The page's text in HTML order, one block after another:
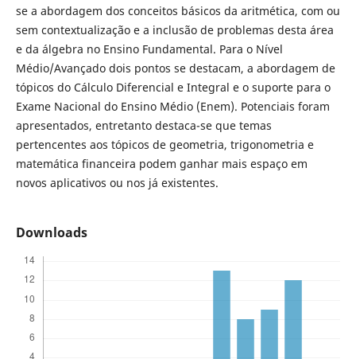
se a abordagem dos conceitos básicos da aritmética, com ou
sem contextualização e a inclusão de problemas desta área
e da álgebra no Ensino Fundamental. Para o Nível
Médio/Avançado dois pontos se destacam, a abordagem de
tópicos do Cálculo Diferencial e Integral e o suporte para o
Exame Nacional do Ensino Médio (Enem). Potenciais foram
apresentados, entretanto destaca-se que temas
pertencentes aos tópicos de geometria, trigonometria e
matemática financeira podem ganhar mais espaço em
novos aplicativos ou nos já existentes.
Downloads